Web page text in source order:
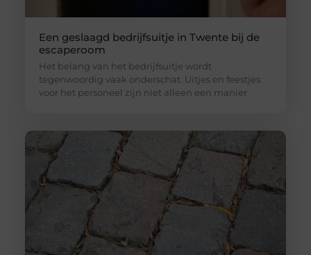
Een geslaagd bedrijfsuitje in Twente bij de
escaperoom
Het belang van het bedrijfsuitje wordt
tegenwoordig vaak onderschat. Uitjes en feestjes
voor het personeel zijn niet alleen een manier